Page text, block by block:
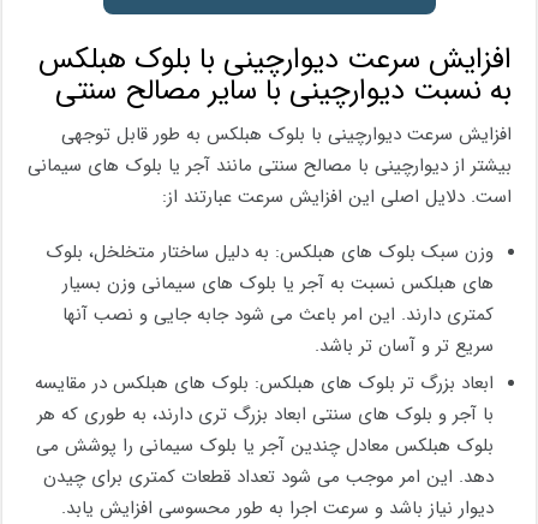
افزایش سرعت دیوارچینی با بلوک هبلکس
به نسبت دیوارچینی با سایر مصالح سنتی
افزایش سرعت دیوارچینی با بلوک هبلکس به طور قابل توجهی
بیشتر از دیوارچینی با مصالح سنتی مانند آجر یا بلوک های سیمانی
است. دلایل اصلی این افزایش سرعت عبارتند از:
وزن سبک بلوک های هبلکس: به دلیل ساختار متخلخل، بلوک
های هبلکس نسبت به آجر یا بلوک های سیمانی وزن بسیار
کمتری دارند. این امر باعث می شود جابه جایی و نصب آنها
سریع تر و آسان تر باشد.
ابعاد بزرگ تر بلوک های هبلکس: بلوک های هبلکس در مقایسه
با آجر و بلوک های سنتی ابعاد بزرگ تری دارند، به طوری که هر
بلوک هبلکس معادل چندین آجر یا بلوک سیمانی را پوشش می
دهد. این امر موجب می شود تعداد قطعات کمتری برای چیدن
دیوار نیاز باشد و سرعت اجرا به طور محسوسی افزایش یابد.